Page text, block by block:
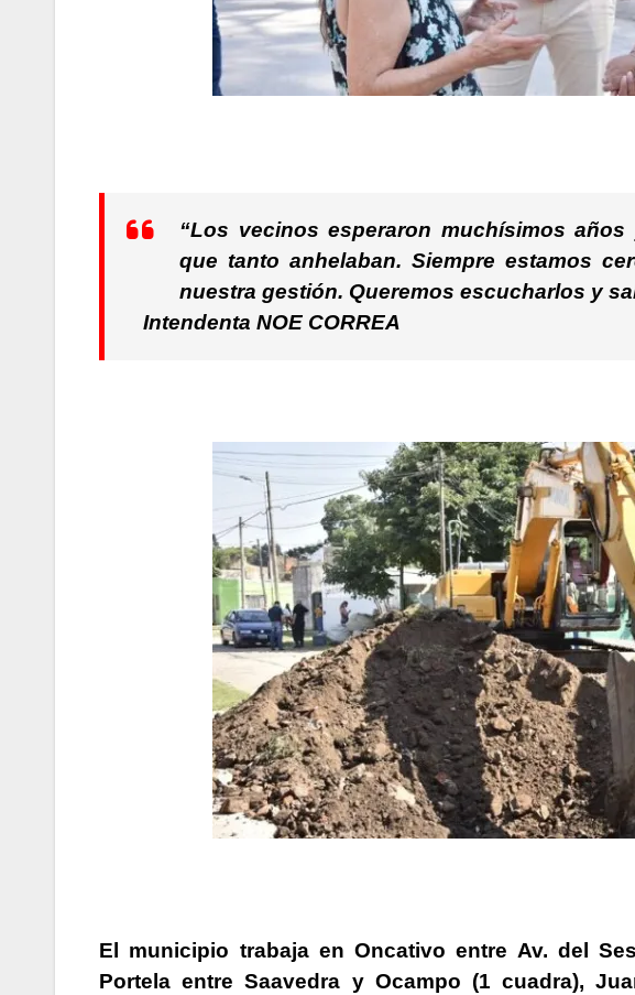
“Los vecinos esperaron muchísimos
que tanto anhelaban. Siempre estamos
nuestra gestión. Queremos escucharlos y
Intendenta NOE CORREA
El municipio trabaja en Oncativo entre Av. del
Portela entre Saavedra y Ocampo (1 cuadra),